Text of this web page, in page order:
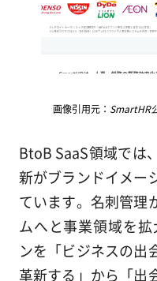
画像引用元： SmartHR
BtoB SaaS領域では
新がブランドイメー
ています。名刺管理
ムへと事業領域を
ンを「ビジネスの出
革新する」から「出